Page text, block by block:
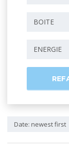
BOITE
ENERGIE
Date: newest first